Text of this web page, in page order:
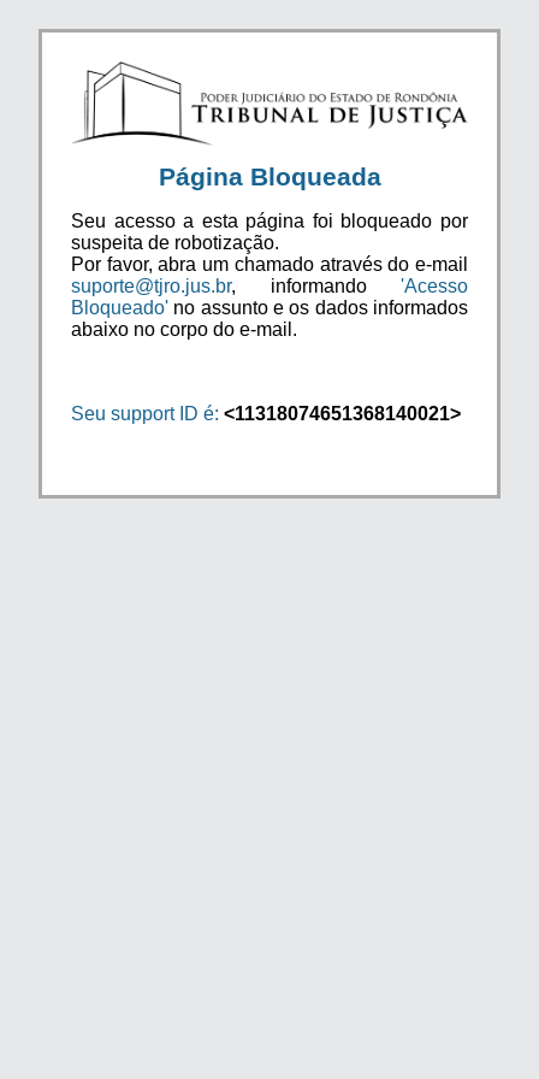
Página Bloqueada
Seu acesso a esta página foi bloqueado por
suspeita de robotização.
Por favor, abra um chamado através do e-mail
suporte@tjro.jus.br, informando 'Acesso
Bloqueado' no assunto e os dados informados
abaixo no corpo do e-mail.
Seu support ID é: <11318074651368140021>